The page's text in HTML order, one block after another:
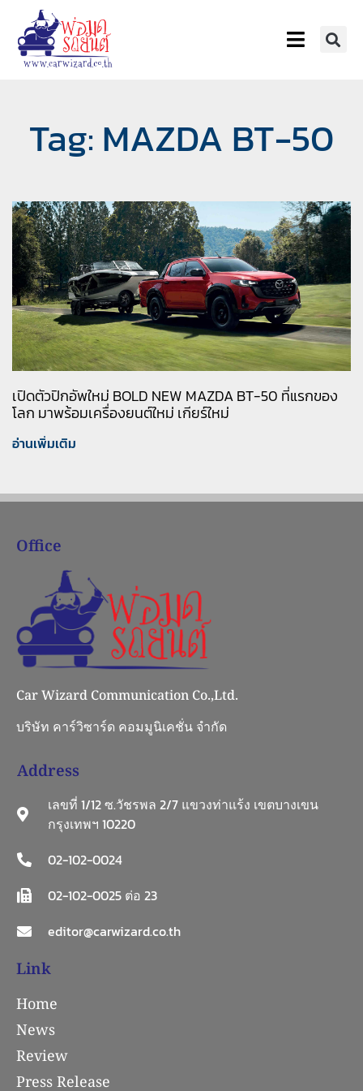
Tag: MAZDA BT-50
เปิดตัวปิกอัพใหม่ BOLD NEW MAZDA BT-50 ที่แรกของ
โลก มาพร้อมเครื่องยนต์ใหม่ เกียร์ใหม่
อ่านเพิ่มเติม
Office
Car Wizard Communication Co.,Ltd.
บริษัท คาร์วิซาร์ด คอมมูนิเคชั่น จำกัด
Address
เลขที่ 1/12 ซ.วัชรพล 2/7 แขวงท่าแร้ง เขตบางเขน
กรุงเทพฯ 10220
02-102-0024
02-102-0025 ต่อ 23
editor@carwizard.co.th
Link
Home
News
Review
Press Release